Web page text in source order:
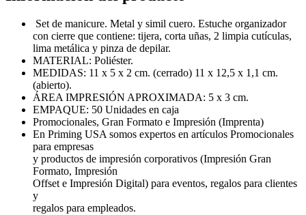
Set de manicure. Metal y simil cuero. Estuche organizador
con cierre que contiene: tijera, corta uñas, 2 limpia cutículas,
lima metálica y pinza de depilar.
MATERIAL: Poliéster.
MEDIDAS: 11 x 5 x 2 cm. (cerrado) 11 x 12,5 x 1,1 cm.
(abierto).
ÁREA IMPRESIÓN APROXIMADA: 5 x 3 cm.
EMPAQUE: 50 Unidades en caja
Promocionales, Gran Formato e Impresión (Imprenta)
En Priming USA somos expertos en artículos Promocionales
para empresas
y productos de impresión corporativos (Impresión Gran
Formato, Impresión
Offset e Impresión Digital) para eventos, regalos para clientes
y
regalos para empleados.